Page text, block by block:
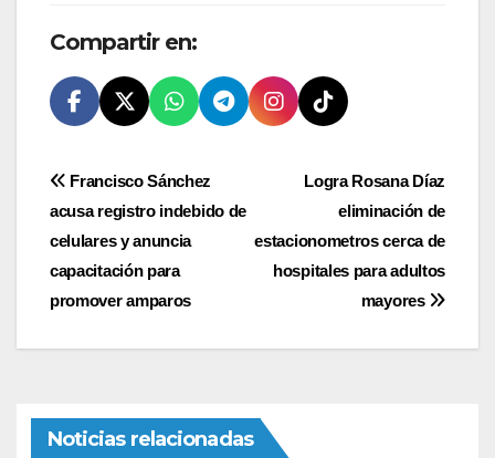
Compartir en:
Navegación
de
entradas
Logra Rosana Díaz
eliminación de
estacionometros cerca de
hospitales para adultos
mayores
Francisco Sánchez
acusa registro indebido de
celulares y anuncia
capacitación para
promover amparos
Noticias relacionadas